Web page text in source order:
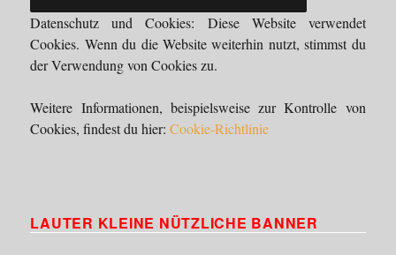
Datenschutz und Cookies: Diese Website verwendet
Cookies. Wenn du die Website weiterhin nutzt, stimmst du
der Verwendung von Cookies zu.
Weitere Informationen, beispielsweise zur Kontrolle von
Cookies, findest du hier:Cookie-Richtlinie
LAUTER KLEINE NÜTZLICHE BANNER